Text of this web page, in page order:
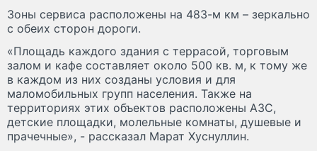
Зоны сервиса расположены на 483-м км – зеркально
с обеих сторон дороги.
«Площадь каждого здания с террасой, торговым
залом и кафе составляет около 500 кв. м, к тому же
в каждом из них созданы условия и для
маломобильных групп населения. Также на
территориях этих объектов расположены АЗС,
детские площадки, молельные комнаты, душевые и
прачечные», - рассказал Марат Хуснуллин.